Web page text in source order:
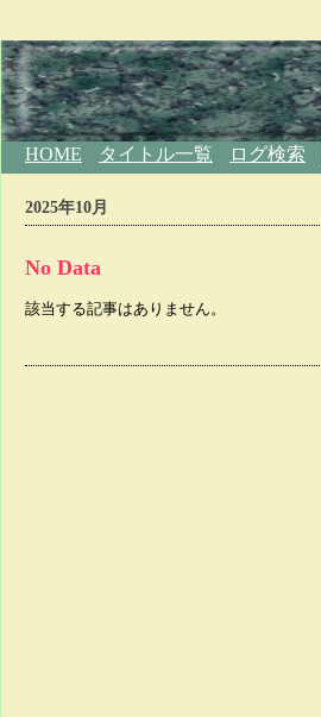
HOME タイトル一覧 ログ検索
2025年10月
No Data
該当する記事はありません。